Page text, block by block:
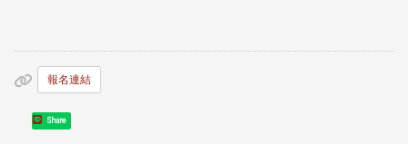
報名連結
Share